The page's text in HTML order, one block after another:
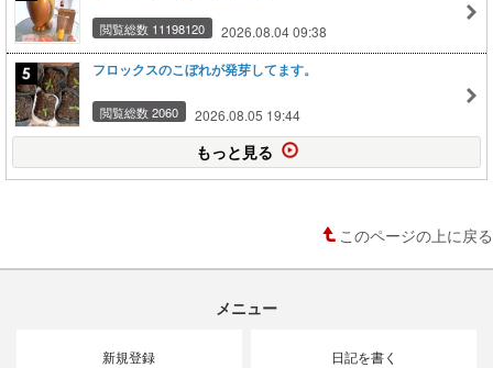
閲覧総数 11198120 2026.08.04 09:38
フロックスのこぼれが発芽してます。
閲覧総数 2060 2026.08.05 19:44
もっと見る
このページの上に戻る
メニュー
新規登録 日記を書く